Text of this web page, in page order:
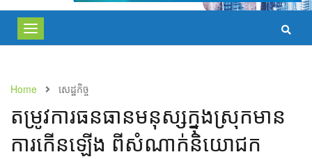
Toggle
navigation
Home សេដ្ឋកិច្ច
តម្រូវការធនធានមនុស្សក្នុងស្រុកមាន
ការកើនឡើង ពីសំណាក់និយោជក​